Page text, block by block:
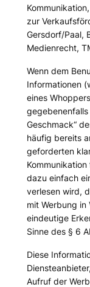
zur
Gersdorf/Paal,
Medienrecht,
Wenn dem
Informationen
eines
Geschmack“
häufig bereits
geforderten
dazu einfach
verlesen wird,
mit Werbung
eindeutige
Sinne des § 6
Diese
Aufruf der